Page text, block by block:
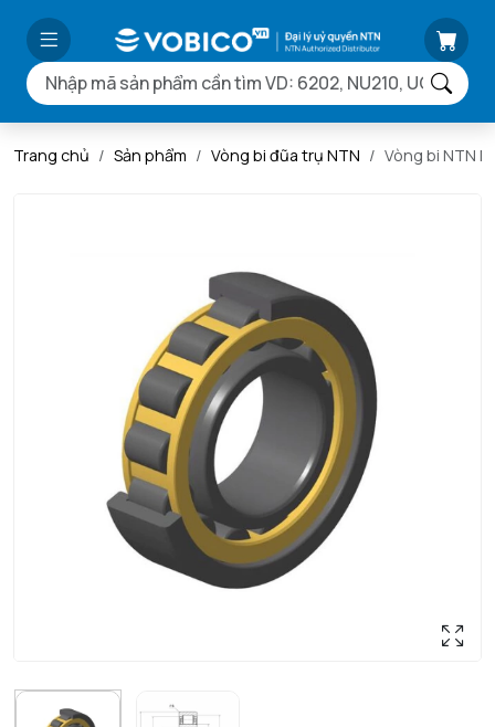
Trang chủ Sản phẩm Vòng bi đũa trụ NTN Vòng bi NTN